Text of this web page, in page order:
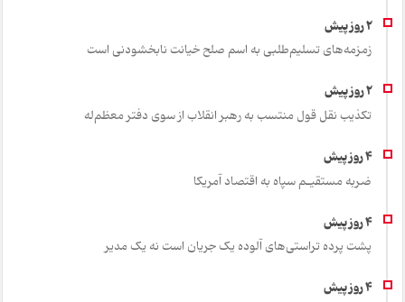
زمزمه‌های تسلیم‌طلبی به اسم صلح خیانت نابخشودنی است
تکذیب نقل قول منتسب به رهبر انقلاب از سوی دفتر معظم‌له
ضربه مستقیـم سپاه به اقتصاد آمر‌یکا
پشت پرده تراستی‌های آلوده یک جریان است نه یک مدیر